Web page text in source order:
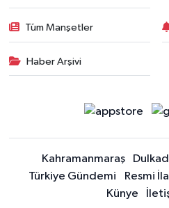
Tüm Manşetler
Haber Arşivi
Kahramanmaraş
Türkiye Gündemi
Resmi
Künye